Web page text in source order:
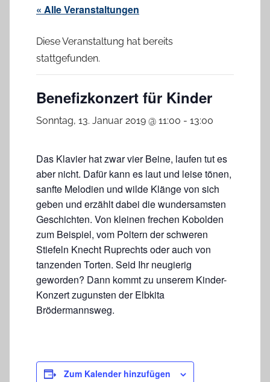
« Alle Veranstaltungen
Diese Veranstaltung hat bereits
stattgefunden.
Benefizkonzert für Kinder
Sonntag, 13. Januar 2019 @ 11:00 - 13:00
Das Klavier hat zwar vier Beine, laufen tut es
aber nicht. Dafür kann es laut und leise tönen,
sanfte Melodien und wilde Klänge von sich
geben und erzählt dabei die wundersamsten
Geschichten. Von kleinen frechen Kobolden
zum Beispiel, vom Poltern der schweren
Stiefeln Knecht Ruprechts oder auch von
tanzenden Torten. Seid Ihr neugierig
geworden? Dann kommt zu unserem Kinder-
Konzert zugunsten der Elbkita
Brödermannsweg.
Zum Kalender hinzufügen